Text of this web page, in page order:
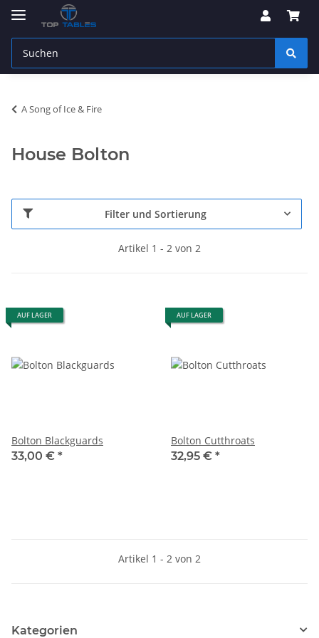
A Song of Ice & Fire
House Bolton
Filter und Sortierung
Artikel 1 - 2 von 2
AUF LAGER
Bolton Blackguards
33,00 € *
AUF LAGER
Bolton Cutthroats
32,95 € *
Artikel 1 - 2 von 2
Kategorien